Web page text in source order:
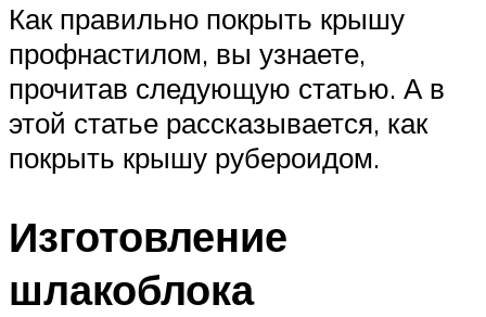
Как правильно покрыть крышу
профнастилом, вы узнаете,
прочитав следующую статью. А в
этой статье рассказывается, как
покрыть крышу рубероидом.
Изготовление
шлакоблока